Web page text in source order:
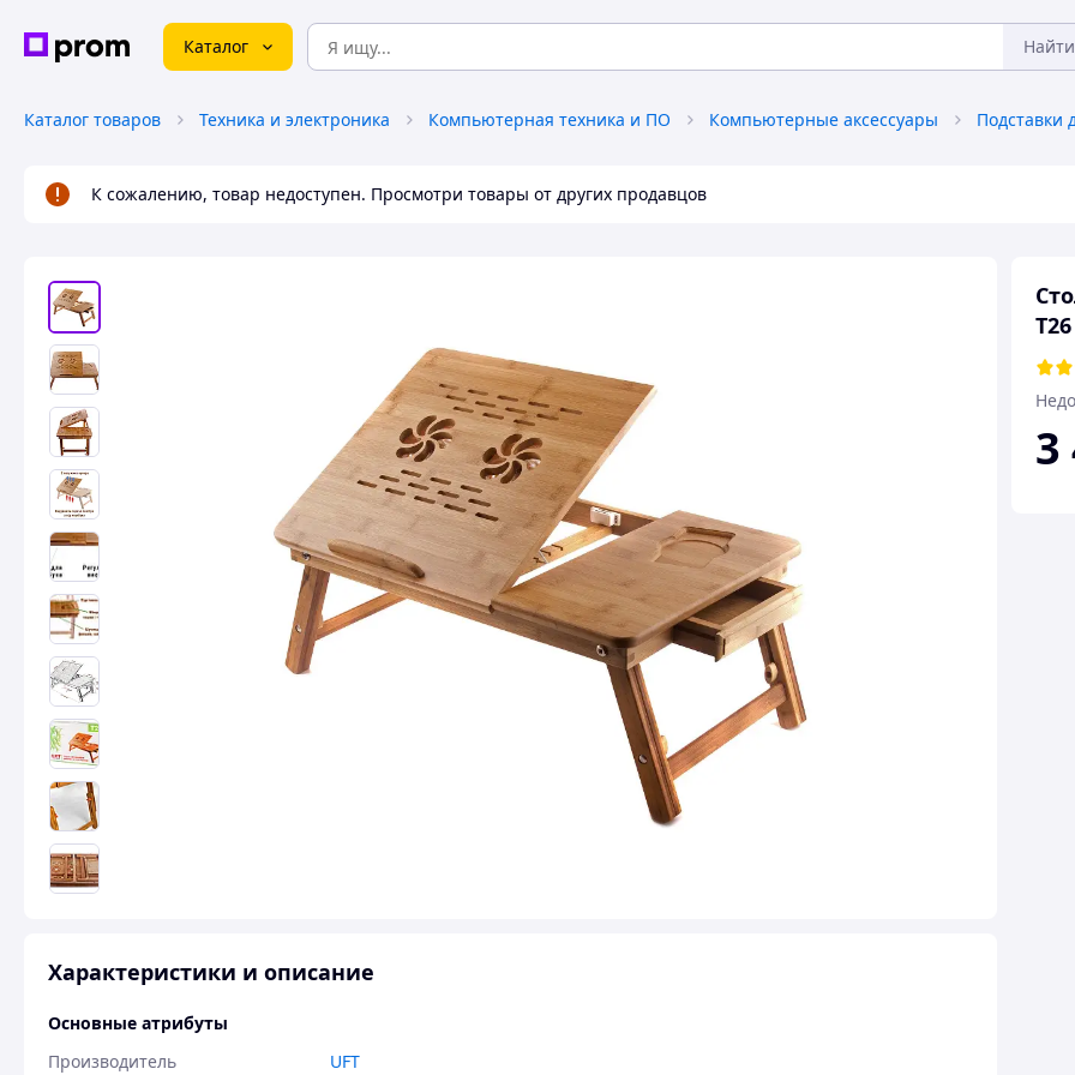
Каталог Найти
Каталог товаров Техника и электроника Компьютерная техника и ПО Компьютерные аксессуары Подставки
К сожалению, товар недоступен. Просмотри товары от других продавцов
3
Характеристики и описание
Основные атрибуты
Производитель
UFT